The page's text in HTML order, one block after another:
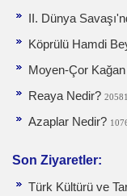
II. Dünya
Köprülü Hamdi
Moyen-Çor
Reaya Nedir?
Azaplar Nedir?
Son Ziyaretler:
Türk Kültürü ve